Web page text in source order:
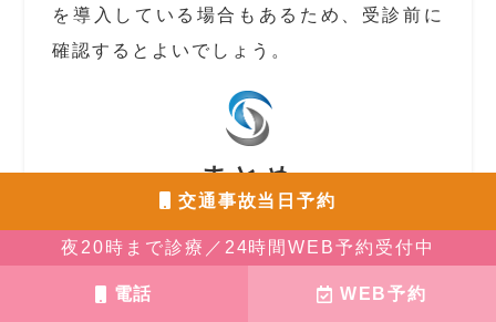
交通事故当日予約
夜20時まで診療／24時間WEB予約受付中
電話 WEB予約
を導入している場合もあるため、受診前に
確認するとよいでしょう。
まとめ